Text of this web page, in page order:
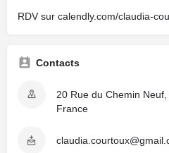
RDV sur calendly.com/claudia-
Contacts
20 Rue du Chemin
France